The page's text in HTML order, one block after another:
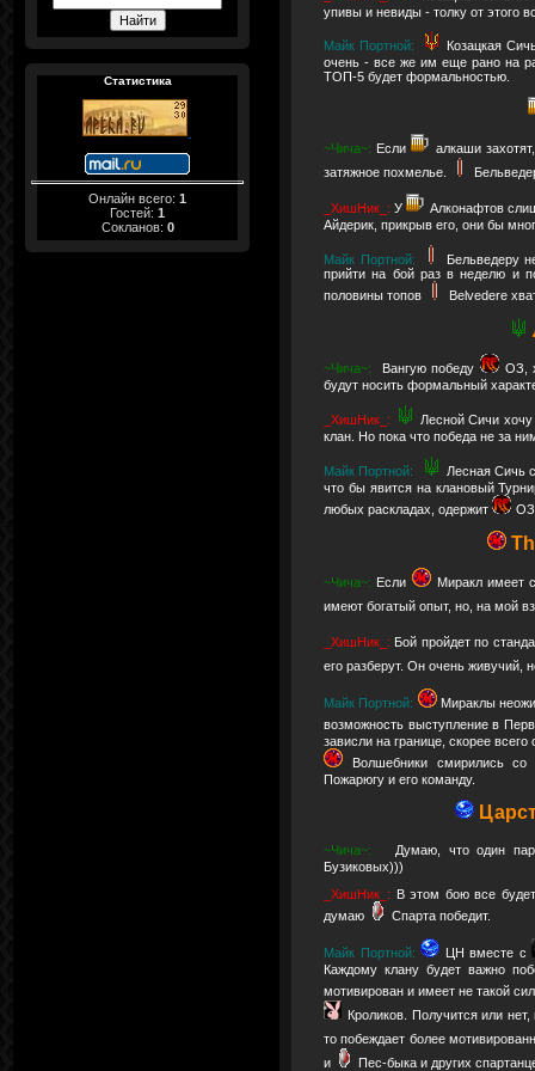
Статистика
Онлайн всего: 1
Гостей: 1
Сокланов: 0
упивы и невиды - толку от этого
Майк Портной:
Козацкая
очень - все же им еще рано на
ТОП-5 будет формальностью.
~Чича~: Если
алкаши
затяжное похмелье.
_ХишНик_:У
Алконафтов
Айдерик, прикрыв его, они бы
Майк Портной:
Бельведеру
прийти на бой раз в неделю и
половины топов
Belvedere
~Чича~: Вангую победу
ОЗ,
будут носить формальный
_ХишНик_:
Лесной Сичи
клан. Но пока что победа не за
Майк Портной:
Лесная Сичь
что бы явится на клановый
любых раскладах, одержит
~Чича~: Если
Миракл имеет
имеют богатый опыт, но, на мой
_ХишНик_: Бой пройдет по
его разберут. Он очень живучий,
Майк Портной:
Мираклы
возможность выступление в
зависли на границе, скорее
Волшебники смирились
Пожарюгу и его команду.
~Чича~:
Думаю, что один
Бузиковых)))
_ХишНик_: В этом бою все
думаю
Спарта победит.
Майк Портной:
ЦН вместе с
Каждому клану будет важно
мотивирован и имеет не такой
Кроликов. Получится или
то побеждает более
и
Пес-быка и других